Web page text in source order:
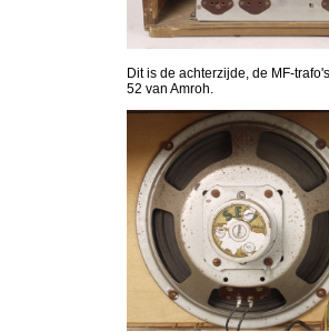
Dit is de achterzijde, de MF-
52 van Amroh.